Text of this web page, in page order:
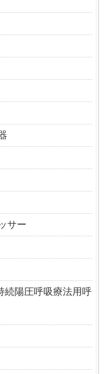
サー
続陽圧呼吸療法用呼